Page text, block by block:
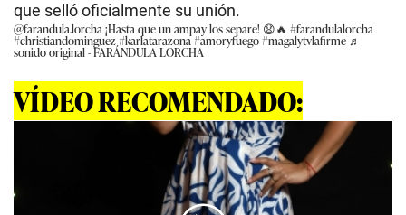
que selló oficialmente su unión.
@farandula.lorcha¡Hasta que un ampay los separe! 😧🔥 #farandulalorcha
#christiandominguez#karlatarazona#amoryfuego#magalytvlafirme ♬
sonido original - FARÁNDULA LORCHA
VÍDEO RECOMENDADO: